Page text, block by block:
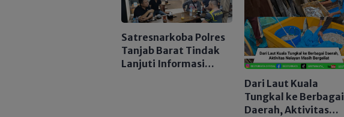
Satresnarkoba Polres
Tanjab Barat Tindak
Lanjuti Informasi
Dari Laut Kuala
Tungkal ke Berbagai
Daerah, Aktivitas